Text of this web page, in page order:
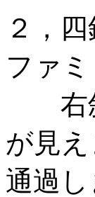
２，
ファ
右斜
が見
通過し